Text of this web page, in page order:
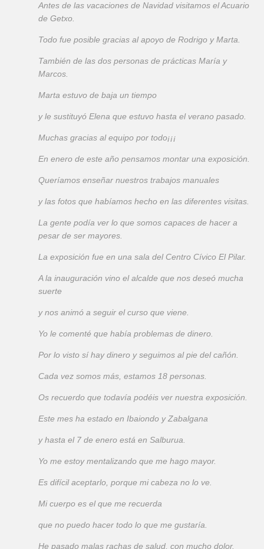
Antes de las vacaciones de Navidad visitamos el Acuario
de Getxo.
Todo fue posible gracias al apoyo de Rodrigo y Marta.
También de las dos personas de prácticas María y
Marcos.
Marta estuvo de baja un tiempo
y le sustituyó Elena que estuvo hasta el verano pasado.
Muchas gracias al equipo por todo¡¡¡
En enero de este año pensamos montar una exposición.
Queríamos enseñar nuestros trabajos manuales
y las fotos que habíamos hecho en las diferentes visitas.
La gente podía ver lo que somos capaces de hacer a
pesar de ser mayores.
La exposición fue en una sala del Centro Cívico El Pilar.
A la inauguración vino el alcalde que nos deseó mucha
suerte
y nos animó a seguir el curso que viene.
Yo le comenté que había problemas de dinero.
Por lo visto sí hay dinero y seguimos al pie del cañón.
Cada vez somos más, estamos 18 personas.
Os recuerdo que todavía podéis ver nuestra exposición.
Este mes ha estado en Ibaiondo y Zabalgana
y hasta el 7 de enero está en Salburua.
Yo me estoy mentalizando que me hago mayor.
Es difícil aceptarlo, porque mi cabeza no lo ve.
Mi cuerpo es el que me recuerda
que no puedo hacer todo lo que me gustaría.
He pasado malas rachas de salud, con mucho dolor.